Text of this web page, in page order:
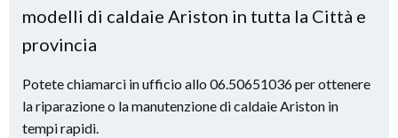
modelli di caldaie Ariston in tutta la Città e
provincia
Potete chiamarci in ufficio allo 06.50651036 per ottenere
la riparazione o la manutenzione di caldaie Ariston in
tempi rapidi.